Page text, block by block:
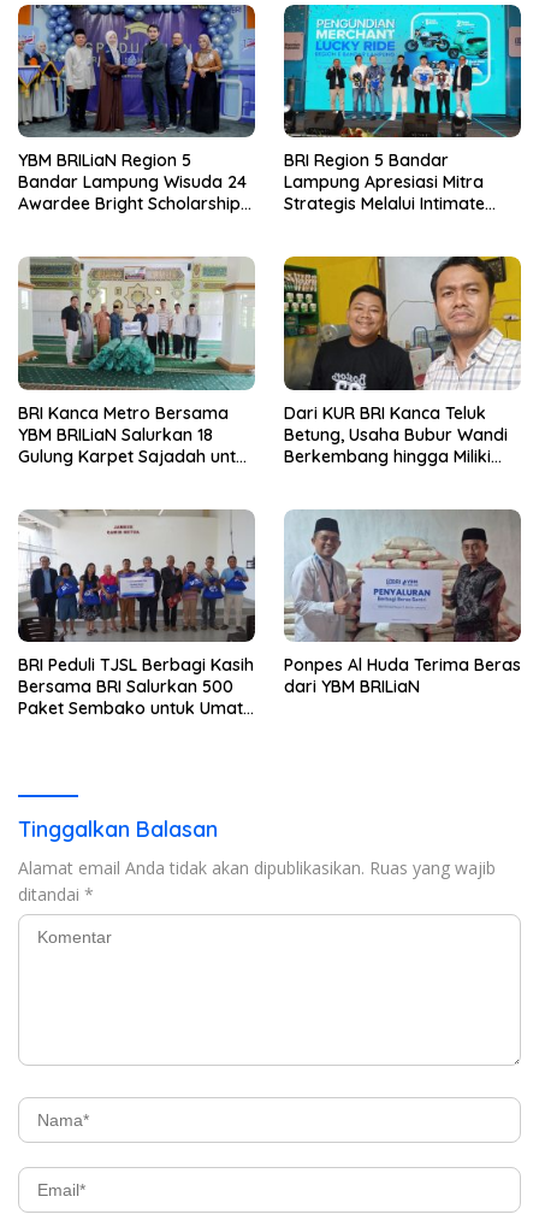
YBM BRILiaN Region 5
Bandar Lampung Wisuda 24
Awardee Bright Scholarship
BRI Region 5 Bandar
Lampung Apresiasi Mitra
Strategis Melalui Intimate
Ride
BRI Kanca Metro Bersama
YBM BRILiaN Salurkan 18
Gulung Karpet Sajadah untuk
Dari KUR BRI Kanca Teluk
Betung, Usaha Bubur Wandi
Berkembang hingga Miliki
BRI Peduli TJSL Berbagi Kasih
Bersama BRI Salurkan 500
Paket Sembako untuk Umat
Ponpes Al Huda Terima Beras
dari YBM BRILiaN
Tinggalkan Balasan
Alamat email Anda tidak akan dipublikasikan. Ruas yang wajib
ditandai *